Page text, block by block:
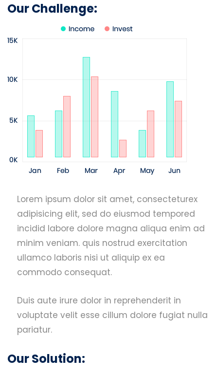
Our Challenge:
Lorem ipsum dolor sit amet, consecteturex
adipisicing elit, sed do eiusmod tempored
incidid labore dolore magna aliqua enim ad
minim veniam. quis nostrud exercitation
ullamco laboris nisi ut aliquip ex ea
commodo consequat.
Duis aute irure dolor in reprehenderit in
voluptate velit esse cillum dolore fugiat nulla
pariatur.
Our Solution: